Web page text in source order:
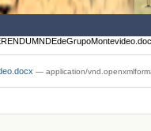
— application/